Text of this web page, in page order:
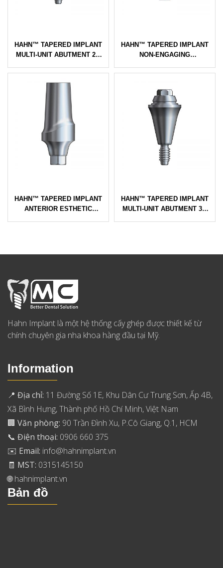
HAHN™ TAPERED IMPLANT
MULTI-UNIT ABUTMENT 2.5
HAHN™ TAPERED IMPLANT
NON-ENGAGING
3.0 IMPLANT
HAHN™ TAPERED IMPLANT
ANTERIOR ESTHETIC
HAHN™ TAPERED IMPLANT
MULTI-UNIT ABUTMENT 3.5
Hahn Implant là một hệ thống cấy ghép được thiết kế từ
chính chuyên gia nha khoa hàng đầu tại Mỹ.
Information
📍 Địa chỉ: 11 Đường Số 1E, Khu Dân Cư Trung Sơn, Ấp 4B,
Xã Bình Hưng, Thành phố Hồ Chí Minh, Việt Nam
🏢 Văn phòng: 90 Trần Đình Xu, P.Cô Giang, Q.1, HCM
📞 Điện thoại: 0906 660 375
✉️ Email: info@hahnimplant.vn
🧾 MST: 0315145150
🌐hahnimplant.vn
Bản đồ